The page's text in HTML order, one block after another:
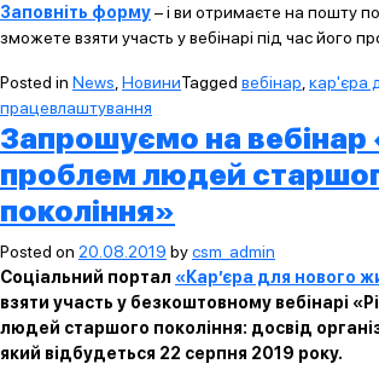
Заповніть форму– і ви отримаєте на пошту
зможете взяти участь у вебінарі під час його
Posted in News НовиниTagged вебінар кар'єра
працевлаштування
Запрошуємо на вебінар
проблем людей
покоління»
Posted on 20.08.2019 bycsm_admin
Соціальний портал «Кар’єра для нового
взяти участь у безкоштовному вебінарі
людей старшого покоління: досвід
який відбудеться 22 серпня 2019 року.